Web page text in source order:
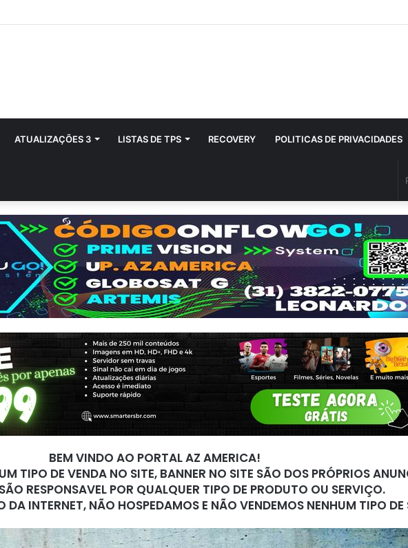
ATUALIZAÇÕES 3 LISTAS DE TPS RECOVERY POLITICAS DE PRIVACIDADES
BEM VINDO AO PORTAL AZ AMERICA!
TIPO DE VENDA NO SITE, BANNER NO SITE SÃO DOS PRÓPRIOS
RESPONSAVEL POR QUALQUER TIPO DE PRODUTO OU SERVIÇO.
DA INTERNET, NÃO HOSPEDAMOS E NÃO VENDEMOS NENHUM TIPO